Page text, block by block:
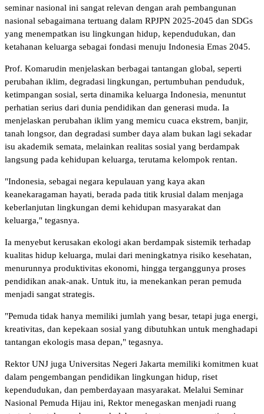
seminar nasional ini sangat relevan dengan arah pembangunan
nasional sebagaimana tertuang dalam RPJPN 2025-2045 dan SDGs
yang menempatkan isu lingkungan hidup, kependudukan, dan
ketahanan keluarga sebagai fondasi menuju Indonesia Emas 2045.
Prof. Komarudin menjelaskan berbagai tantangan global, seperti
perubahan iklim, degradasi lingkungan, pertumbuhan penduduk,
ketimpangan sosial, serta dinamika keluarga Indonesia, menuntut
perhatian serius dari dunia pendidikan dan generasi muda. Ia
menjelaskan perubahan iklim yang memicu cuaca ekstrem, banjir,
tanah longsor, dan degradasi sumber daya alam bukan lagi sekadar
isu akademik semata, melainkan realitas sosial yang berdampak
langsung pada kehidupan keluarga, terutama kelompok rentan.
"Indonesia, sebagai negara kepulauan yang kaya akan
keanekaragaman hayati, berada pada titik krusial dalam menjaga
keberlanjutan lingkungan demi kehidupan masyarakat dan
keluarga," tegasnya.
Ia menyebut kerusakan ekologi akan berdampak sistemik terhadap
kualitas hidup keluarga, mulai dari meningkatnya risiko kesehatan,
menurunnya produktivitas ekonomi, hingga terganggunya proses
pendidikan anak-anak. Untuk itu, ia menekankan peran pemuda
menjadi sangat strategis.
"Pemuda tidak hanya memiliki jumlah yang besar, tetapi juga energi,
kreativitas, dan kepekaan sosial yang dibutuhkan untuk menghadapi
tantangan ekologis masa depan," tegasnya.
Rektor UNJ juga Universitas Negeri Jakarta memiliki komitmen kuat
dalam pengembangan pendidikan lingkungan hidup, riset
kependudukan, dan pemberdayaan masyarakat. Melalui Seminar
Nasional Pemuda Hijau ini, Rektor menegaskan menjadi ruang